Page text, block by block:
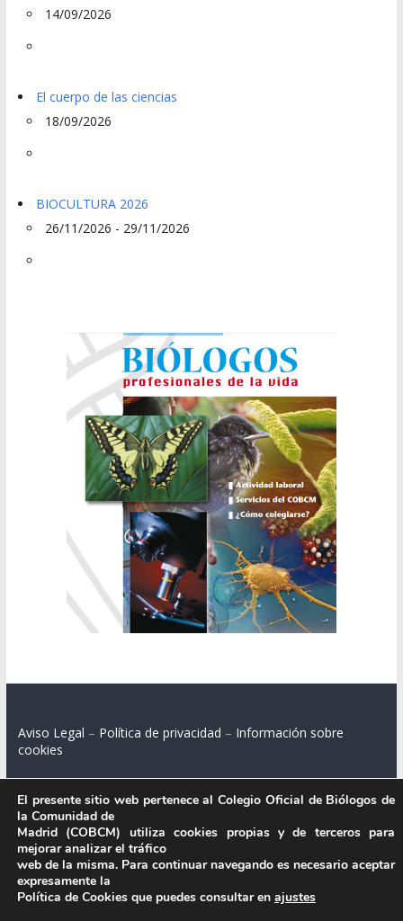
14/09/2026
El cuerpo de las ciencias
18/09/2026
BIOCULTURA 2026
26/11/2026 - 29/11/2026
Aviso Legal – Política de privacidad – Información sobre
cookies
Colegio Oficial de Biólogos de la Comunidad de Madrid.
C/ Santa Engracia 108, 2º int.izq. 28003 Madrid.
El presente sitio web pertenece al Colegio Oficial de Biólogos de
la Comunidad de
Madrid (COBCM) utiliza cookies propias y de terceros para
mejorar analizar el tráfico
web de la misma. Para continuar navegando es necesario aceptar
expresamente la
Política de Cookies que puedes consultar en ajustes